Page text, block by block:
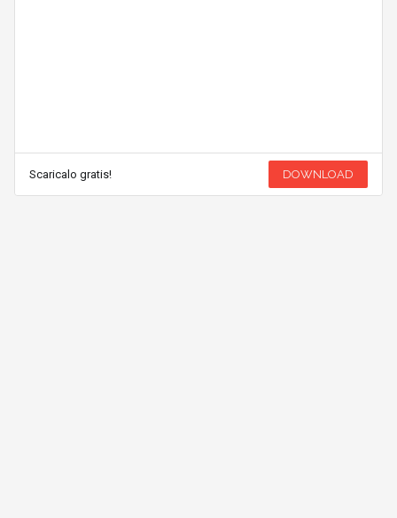
Scaricalo gratis! DOWNLOAD